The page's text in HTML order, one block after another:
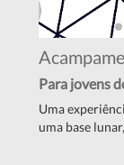
Para jovens
Uma
uma base